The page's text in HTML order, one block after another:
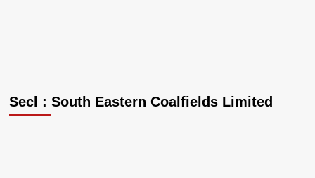
Secl : South Eastern Coalfields Limited